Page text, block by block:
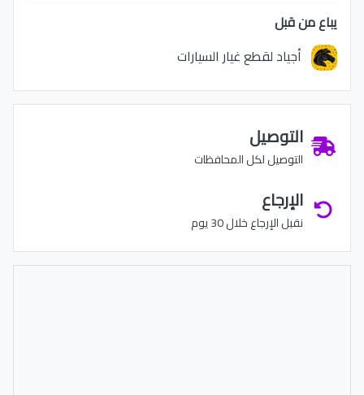
يباع من قبل
أجياد لقطع غيار السيارات
التوصيل
التوصيل لكل المحافظات
الإرجاع
نقبل الإرجاع خلال 30 يوم